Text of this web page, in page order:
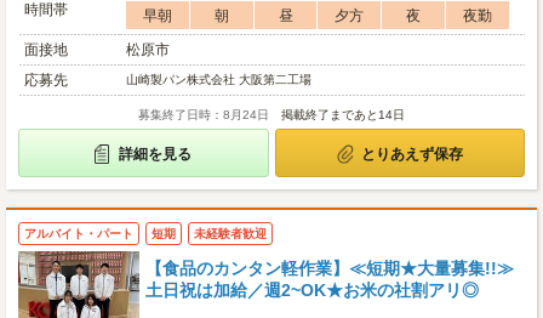
時間帯
早朝 朝 昼 夕方 夜
夜勤
面接地
松原市
応募先
山崎製パン株式会社 大阪第二工場
募集終了日時：8月24日 掲載終了まであと14日
詳細を見る とりあえず保存
アルバイト・パート 短期 未経験者歓迎
【食品のカンタン軽作業】≪短期★大量募集!!≫
土日祝は加給／週2~OK★お米の社割アリ◎